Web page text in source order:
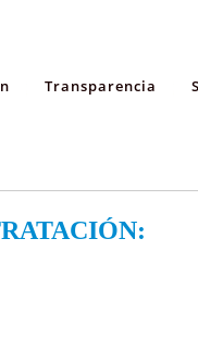
Transparencia